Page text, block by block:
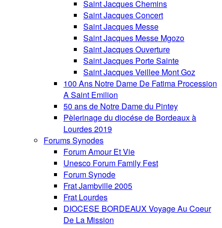
Saint Jacques Chemins
Saint Jacques Concert
Saint Jacques Messe
Saint Jacques Messe Mgozo
Saint Jacques Ouverture
Saint Jacques Porte Sainte
Saint Jacques Veillee Mont Goz
100 Ans Notre Dame De Fatima Procession
A Saint Emilion
50 ans de Notre Dame du Pintey
Pèlerinage du diocése de Bordeaux à
Lourdes 2019
Forums Synodes
Forum Amour Et Vie
Unesco Forum Family Fest
Forum Synode
Frat Jambville 2005
Frat Lourdes
DIOCESE BORDEAUX Voyage Au Coeur
De La Mission